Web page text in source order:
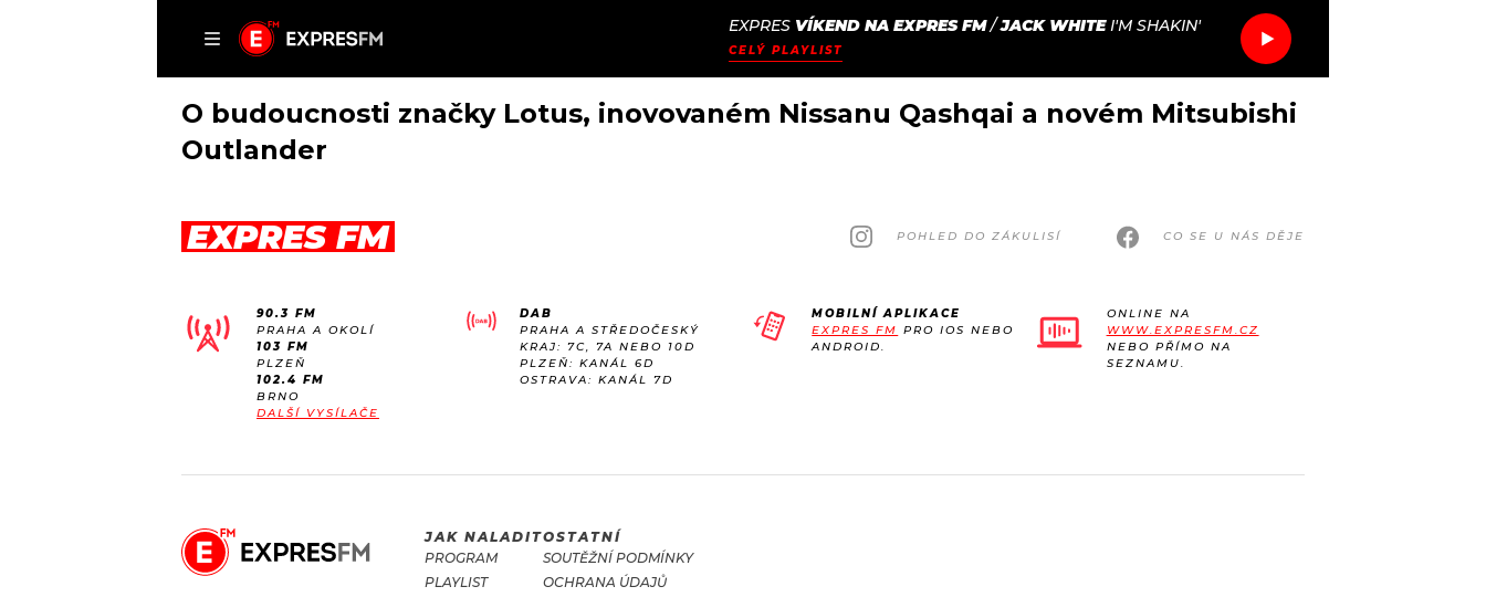
SEZNAM.CZ
EXPRES VÍKEND NA EXPRES FM/JACK WHITE I'M SHAKIN'
CELÝ PLAYLIST
ČLÁNKY
HUDBA
ROZHOVORY
#NEBUDUDOMA
KALENDÁŘ
JAK NALADIT
O budoucnosti značky Lotus, inovovaném Nissanu Qashqai a novém Mitsubishi
Outlander
EXPRES FM POHLED DO ZÁKULISÍ CO SE U NÁS DĚJE
90.3 FM
PRAHA A OKOLÍ
103 FM
PLZEŇ
102.4 FM
BRNO
DALŠÍ VYSÍLAČE
DAB
PRAHA A STŘEDOČESKÝ
KRAJ: 7C, 7A NEBO 10D
PLZEŇ: KANÁL 6D
OSTRAVA: KANÁL 7D
MOBILNÍ APLIKACE
EXPRES FM PRO IOS NEBO
ANDROID.
ONLINE NA
WWW.EXPRESFM.CZ
NEBO PŘÍMO NA
SEZNAMU.
JAK NALADIT
PROGRAM
PLAYLIST
OSTATNÍ
SOUTĚŽNÍ PODMÍNKY
OCHRANA ÚDAJŮ